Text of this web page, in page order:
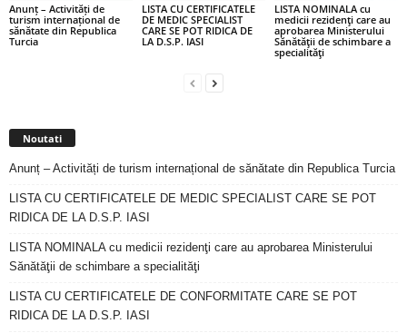
Anunț – Activități de
turism internațional de
sănătate din Republica
Turcia
LISTA CU CERTIFICATELE
DE MEDIC SPECIALIST
CARE SE POT RIDICA DE
LA D.S.P. IASI
LISTA NOMINALA cu
medicii rezidenţi care au
aprobarea Ministerului
Sănătăţii de schimbare a
specialităţi
Noutati
Anunț – Activități de turism internațional de sănătate din Republica Turcia
LISTA CU CERTIFICATELE DE MEDIC SPECIALIST CARE SE POT
RIDICA DE LA D.S.P. IASI
LISTA NOMINALA cu medicii rezidenţi care au aprobarea Ministerului
Sănătăţii de schimbare a specialităţi
LISTA CU CERTIFICATELE DE CONFORMITATE CARE SE POT
RIDICA DE LA D.S.P. IASI